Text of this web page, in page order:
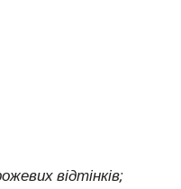
відтінків;